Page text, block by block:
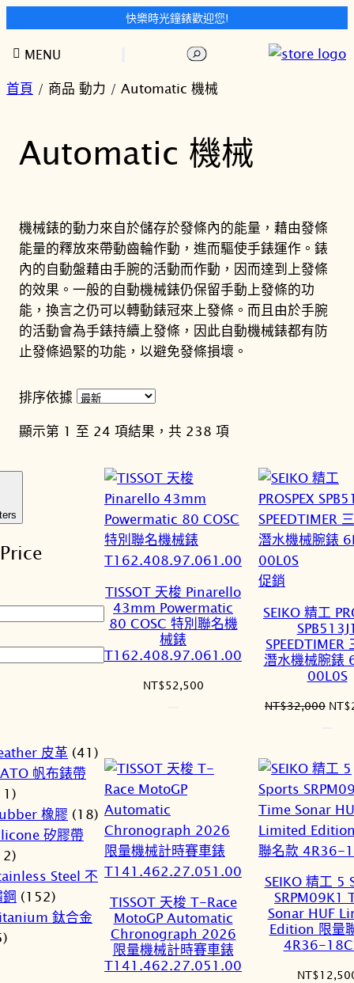
快樂時光鐘錶歡迎您!
至
主
要
搜
MENU
首頁 / 商品 動力 / Automatic 機械
Automatic 機械
機械錶的動力來自於儲存於發條內的能量，藉由發條
能量的釋放來帶動齒輪作動，進而驅使手錶運作。錶
內的自動盤藉由手腕的活動而作動，因而達到上發條
的效果。一般的自動機械錶仍保留手動上發條的功
能，換言之仍可以轉動錶冠來上發條。而且由於手腕
的活動會為手錶持續上發條，因此自動機械錶都有防
止發條過緊的功能，以避免發條損壞。
排序依據
顯示第 1 至 24 項結果，共 238 項依
目
序
皮革 (41)
帆布錶帶
橡膠 (18)
矽膠帶
Steel 不
(152)
鈦合金
TISSOT 天梭 Pinarello
43mm Powermatic
80 COSC 特別聯名機
械錶
T162.408.97.061.00
NT$52,500
促銷
商
品
SEIKO 精工
SPEEDTIMER
潛水機械腕錶
00L0S
NT$32,000 原
NT$
TISSOT 天梭 T-Race
MotoGP Automatic
Chronograph 2026
限量機械計時賽車錶
T141.462.27.051.00
SEIKO 精工 5
SRPM09K1
Sonar HUF
Edition 限量
4R36-
NT$